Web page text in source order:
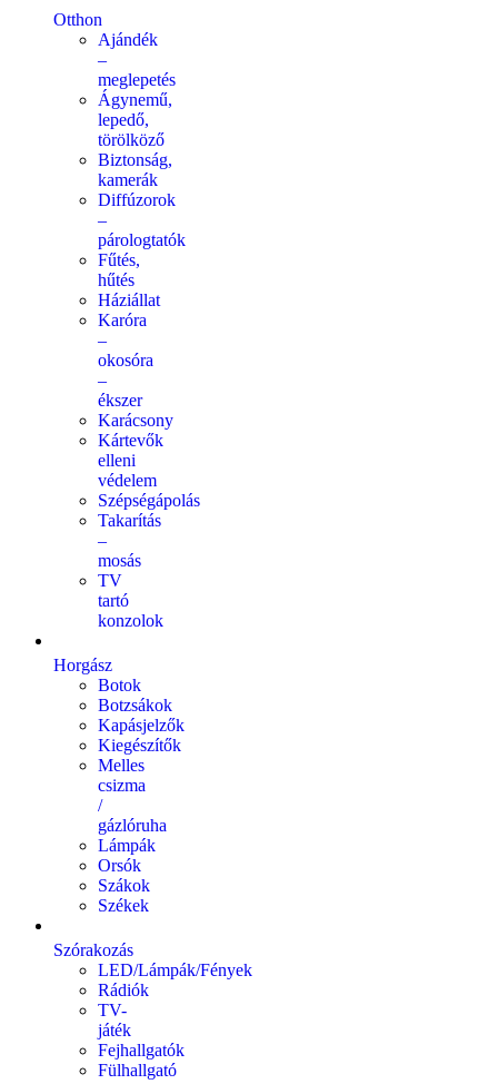
Otthon
Ajándék
–
meglepetés
Ágynemű,
lepedő,
törölköző
Biztonság,
kamerák
Diffúzorok
–
párologtatók
Fűtés,
hűtés
Háziállat
Karóra
–
okosóra
–
ékszer
Karácsony
Kártevők
elleni
védelem
Szépségápolás
Takarítás
–
mosás
TV
tartó
konzolok
Horgász
Botok
Botzsákok
Kapásjelzők
Kiegészítők
Melles
csizma
/
gázlóruha
Lámpák
Orsók
Szákok
Székek
Szórakozás
LED/Lámpák/Fények
Rádiók
TV-
játék
Fejhallgatók
Fülhallgató